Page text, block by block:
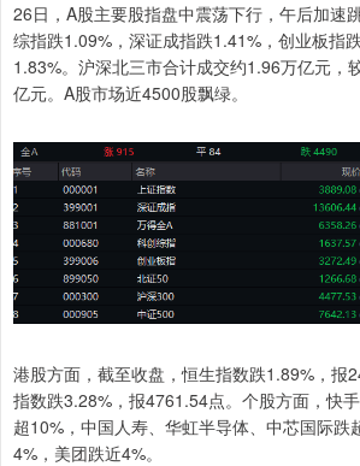
26日，A股主要股指盘中震荡下行，午后加速
综指跌1.09%，深证成指跌1.41%，创业板指
1.83%。沪深北三市合计成交约1.96万亿元，
亿元。A股市场近4500股飘绿。
港股方面，截至收盘，恒生指数跌1.89%，报
指数跌3.28%，报4761.54点。个股方面，快
超10%，中国人寿、华虹半导体、中芯国际跌
4%，美团跌近4%。